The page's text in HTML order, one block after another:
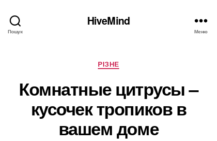
Пошук
HiveMind
Меню
Категорії
РІЗНЕ
Комнатные цитрусы –
кусочек тропиков в
вашем доме